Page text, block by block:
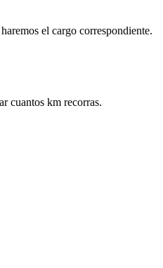
el cargo correspondiente.
cuantos km recorras.